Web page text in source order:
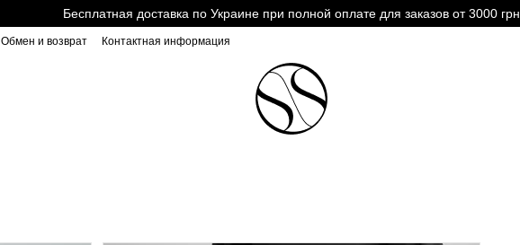
Бесплатная доставка по Украине при полной оплате для заказов от 3000 грн
Обмен и возврат Контактная информация